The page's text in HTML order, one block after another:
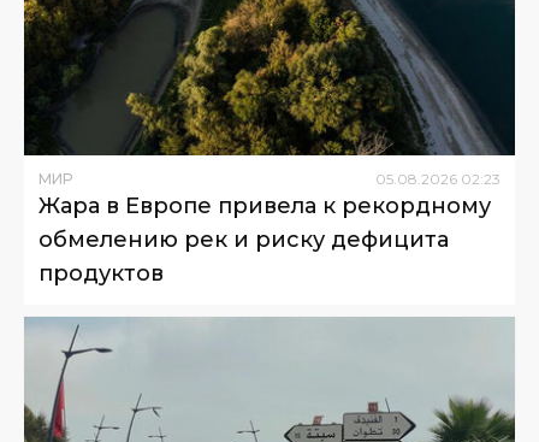
МИР 05.08.2026 02:23
Жара в Европе привела к рекордному
обмелению рек и риску дефицита
продуктов